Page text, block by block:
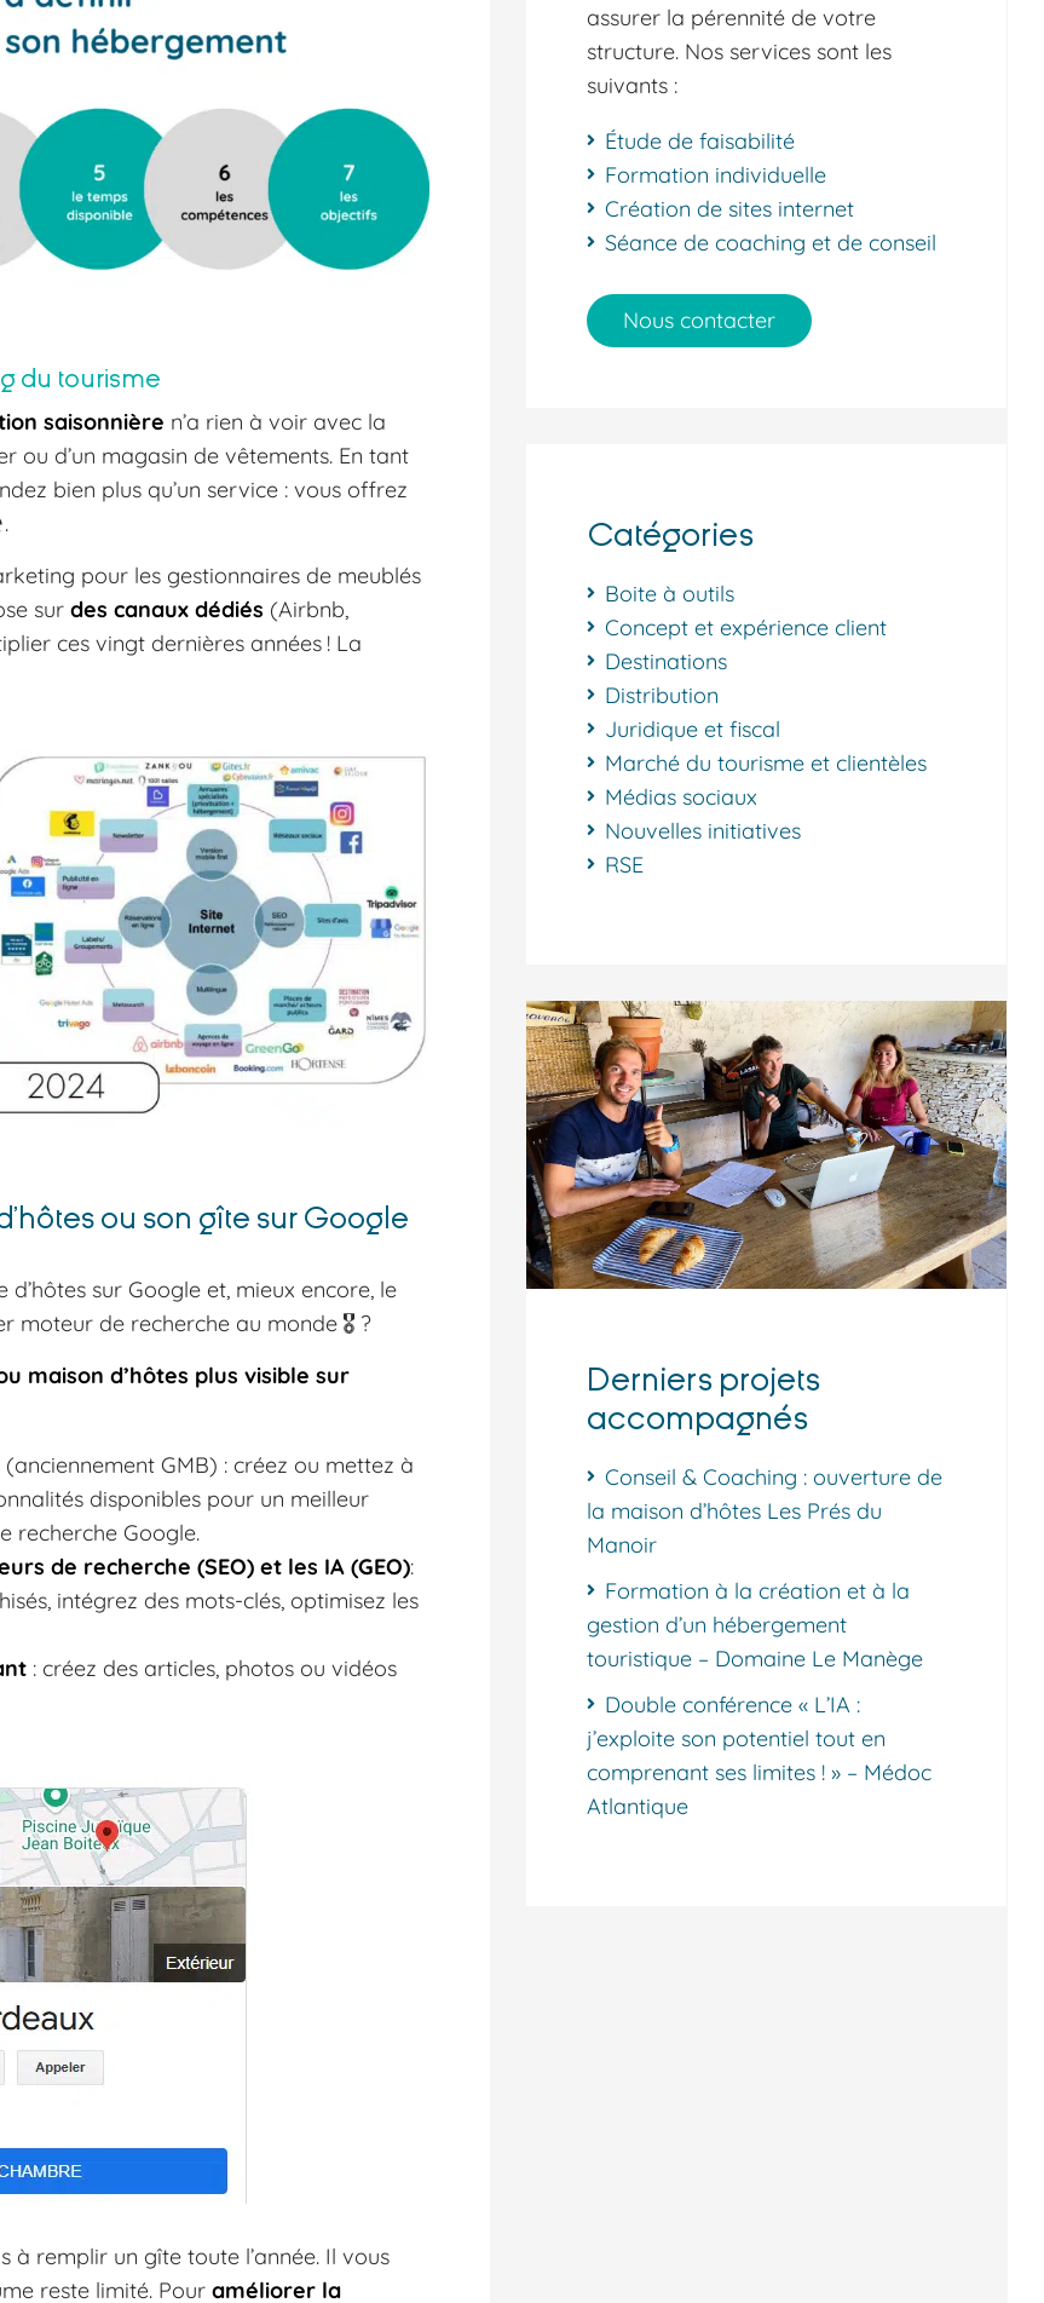
du tourisme
saisonnière n’a rien à voir avec la
ou d’un magasin de vêtements. En tant
bien plus qu’un service : vous offrez
pour les gestionnaires de meublés
sur des canaux dédiés (Airbnb,
ces vingt dernières années ! La
ou son gîte sur Google
sur Google et, mieux encore, le
moteur de recherche au monde 🎖️ ?
maison d’hôtes plus visible sur
(anciennement GMB) : créez ou mettez à
disponibles pour un meilleur
recherche Google.
de recherche (SEO) et les IA (GEO):
intégrez des mots-clés, optimisez les
: créez des articles, photos ou vidéos
remplir un gîte toute l’année. Il vous
reste limité. Pour améliorer la
assurer la pérennité de votre
structure. Nos services sont les
suivants :
Étude de faisabilité
Formation individuelle
Création de sites internet
Séance de coaching et de conseil
Nous contacter
Catégories
Boite à outils
Concept et expérience client
Destinations
Distribution
Juridique et fiscal
Marché du tourisme et clientèles
Médias sociaux
Nouvelles initiatives
RSE
Derniers projets
accompagnés
Conseil & Coaching : ouverture de
la maison d’hôtes Les Prés du
Manoir
Formation à la création et à la
gestion d’un hébergement
touristique – Domaine Le Manège
Double conférence « L’IA :
j’exploite son potentiel tout en
comprenant ses limites ! » – Médoc
Atlantique